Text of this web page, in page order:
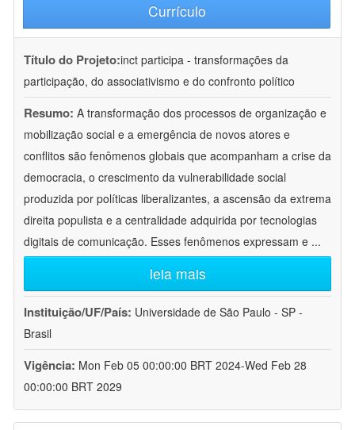
Currículo
Título do Projeto:inct participa - transformações da
participação, do associativismo e do confronto político
Resumo: A transformação dos processos de organização e
mobilização social e a emergência de novos atores e
conflitos são fenômenos globais que acompanham a crise da
democracia, o crescimento da vulnerabilidade social
produzida por políticas liberalizantes, a ascensão da extrema
direita populista e a centralidade adquirida por tecnologias
digitais de comunicação. Esses fenômenos expressam e ...
leia mais
Instituição/UF/País: Universidade de São Paulo - SP -
Brasil
Vigência: Mon Feb 05 00:00:00 BRT 2024-Wed Feb 28
00:00:00 BRT 2029